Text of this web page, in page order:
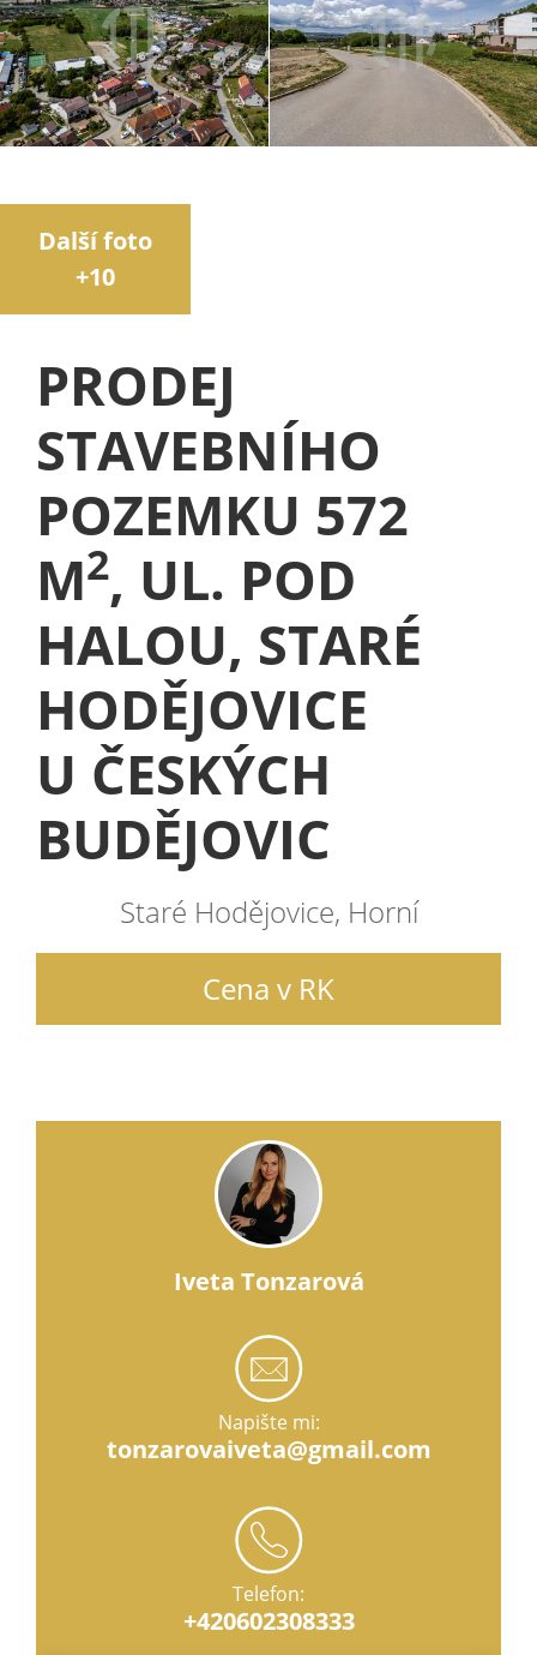
Další foto
+10
PRODEJ
STAVEBNÍHO
POZEMKU 572
M2, UL. POD
HALOU, STARÉ
HODĚJOVICE
U ČESKÝCH
BUDĚJOVIC
Staré Hodějovice, Horní
Cena v RK
Iveta Tonzarová
Napište mi:
tonzarovaiveta@gmail.com
Telefon:
+420602308333